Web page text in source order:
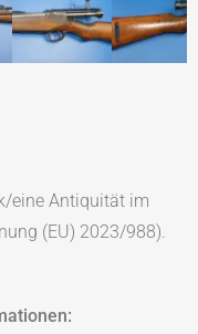
eine Antiquität im
(EU) 2023/988).